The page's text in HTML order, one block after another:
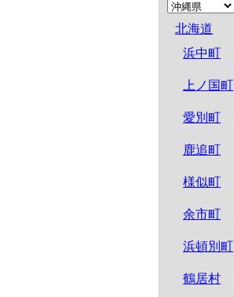
北海道
浜中町
上ノ国町
愛別町
鹿追町
様似町
余市町
浜頓別町
鶴居村